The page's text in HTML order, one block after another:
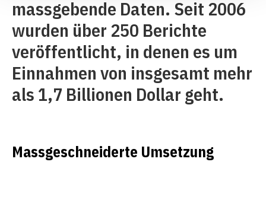
massgebende Daten. Seit 2006
wurden über 250 Berichte
veröffentlicht, in denen es um
Einnahmen von insgesamt mehr
als 1,7 Billionen Dollar geht.
Massgeschneiderte Umsetzung